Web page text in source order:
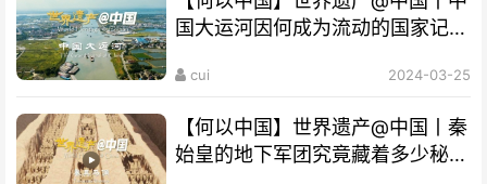
国大运河因何成为流动的国家记
cui 2024-03-25
【何以中国】世界遗产@中国丨秦
始皇的地下军团究竟藏着多少秘